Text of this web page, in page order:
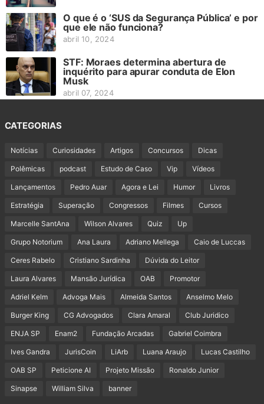
O que é o ‘SUS da Segurança Pública’ e por
que ele não funciona?
abril 10, 2024
STF: Moraes determina abertura de
inquérito para apurar conduta de Elon
Musk
abril 07, 2024
CATEGORIAS
Notícias Curiosidades Artigos Concursos Dicas
Polêmicas podcast Estudo de Caso Vip Vídeos
Lançamentos Pedro Auar Agora e Lei Humor Livros
Estratégia Superação Congressos Filmes Cursos
Marcelle SantAna Wilson Alvares Quiz Up
Grupo Notorium Ana Laura Adriano Mellega Caio de Luccas
Ceres Rabelo Cristiano Sardinha Dúvida do Leitor
Laura Alvares Mansão Jurídica OAB Promotor
Adriel Kelm Advoga Mais Almeida Santos Anselmo Melo
Burger King CG Advogados Clara Amaral Club Juridico
ENJA SP Enam2 Fundação Arcadas Gabriel Coimbra
Ives Gandra JurisCoin LiArb Luana Araujo Lucas Castilho
OAB SP Peticione AI Projeto Missão Ronaldo Junior
Sinapse William Silva banner